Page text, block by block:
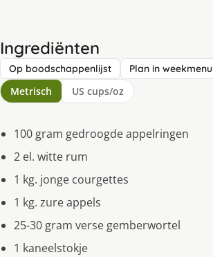
Ingrediënten
Op boodschappenlijst Plan in weekmenu
Metrisch US cups/oz
100 gram gedroogde appelringen
2 el. witte rum
1 kg. jonge courgettes
1 kg. zure appels
25-30 gram verse gemberwortel
1 kaneelstokje